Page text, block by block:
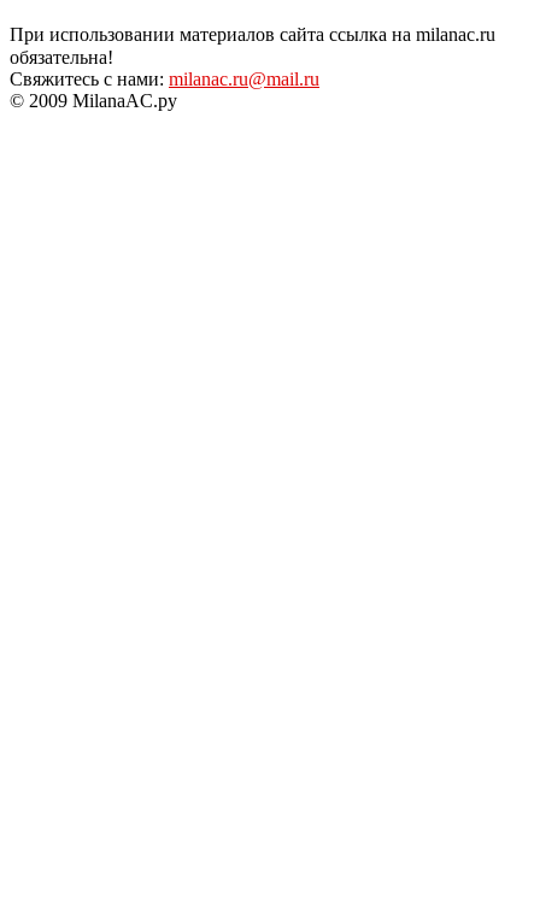
При использовании материалов сайта ссылка на milanac.ru
обязательна!
Свяжитесь с нами: milanac.ru@mail.ru
© 2009 MilanaAC.ру